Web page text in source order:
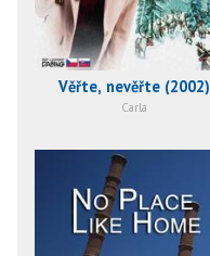
Věřte, nevěřte (2002)
Carla